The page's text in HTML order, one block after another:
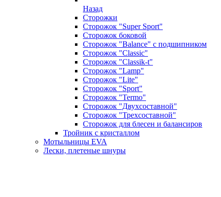
Назад
Сторожки
Сторожок "Super Sport"
Сторожок боковой
Сторожок "Balance" с подшипником
Сторожок "Classic"
Сторожок "Classik-t"
Сторожок "Lamp"
Сторожок "Lite"
Сторожок "Sport"
Сторожок "Termo"
Сторожок "Двухсоставной"
Сторожок "Трехсоставной"
Сторожок для блесен и балансиров
Тройник с кристаллом
Мотыльницы EVA
Лески, плетеные шнуры